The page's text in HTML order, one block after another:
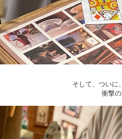
そして、ついに
衝撃の